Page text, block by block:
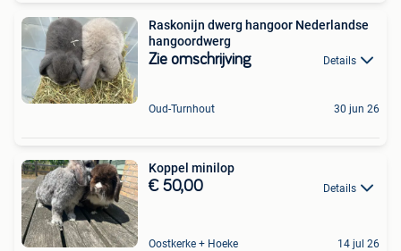
Raskonijn dwerg hangoor Nederlandse
hangoordwerg
Zie omschrijving Details
Oud-Turnhout 30 jun 26
Koppel minilop
€ 50,00 Details
Oostkerke + Hoeke 14 jul 26